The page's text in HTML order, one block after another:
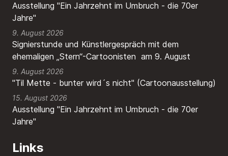
Ausstellung "Ein Jahrzehnt im Umbruch - die 70er
Jahre"
9. August 2026
Signierstunde und Künstlergespräch mit dem
ehemaligen „Stern“-Cartoonisten am 9. August
9. August 2026
"Til Mette - bunter wird´s nicht" (Cartoonausstellung)
15. August 2026
Ausstellung "Ein Jahrzehnt im Umbruch - die 70er
Jahre"
Links